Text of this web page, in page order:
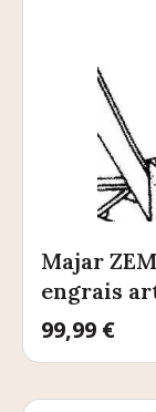
Majar
engrais
Prix
99,99 €